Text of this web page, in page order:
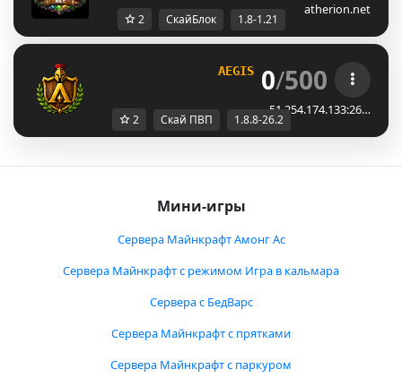
atherion.net
2 СкайБлок 1.8-1.21
AEGISMC [1.8.8 to 26.2]
0/500
51.254.174.133:26…
2 Скай ПВП 1.8.8-26.2
Мини-игры
Сервера Майнкрафт Амонг Ас
Сервера Майнкрафт с режимом Игра в кальмара
Сервера с БедВарс
Сервера Майнкрафт с прятками
Сервера Майнкрафт с паркуром